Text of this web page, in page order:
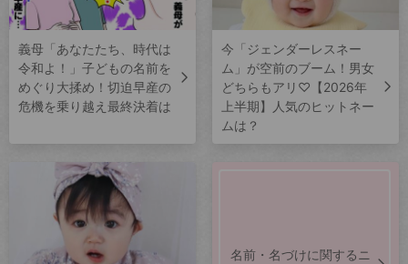
義母「あなたたち、時代は
令和よ！」子どもの名前を
めぐり大揉め！切迫早産の
危機を乗り越え最終決着は
今「ジェンダーレスネー
ム」が空前のブーム！男女
どちらもアリ♡【2026年
上半期】人気のヒットネー
ムは？
名前・名づけに関するニ